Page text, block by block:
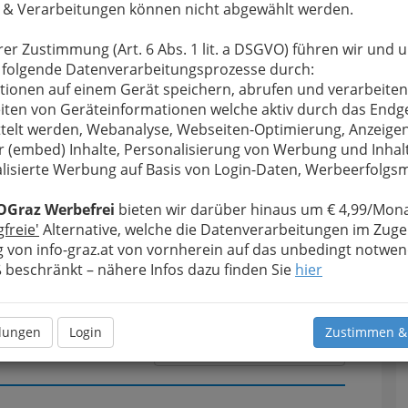
& Verarbeitungen können nicht abgewählt werden.
Zustimmung (Art. 6 Abs. 1 lit. a DSGVO) führen wir und
Datenverarbeitungsprozesse durch:
auf einem Gerät speichern, abrufen und
von Geräteinformationen welche aktiv durch das
werden, Webanalyse, Webseiten-Optimierung,
(embed) Inhalte, Personalisierung von Werbung und
Werbung auf Basis von Login-Daten,
Werbefrei bieten wir darüber hinaus um € 4,99/
Alternative, welche die Datenverarbeitungen im
von info-graz.at von vornherein auf das unbedingt
beschränkt – nähere Infos dazu finden Sie hier
Login Zustimmen
bewahren, verwenden wir an dieser Stelle zur
Ihre Nachricht wird nach dem Absenden
Bad Waltersdorf weitergeleitet.
Meine Nachricht
Meine Nachricht senden